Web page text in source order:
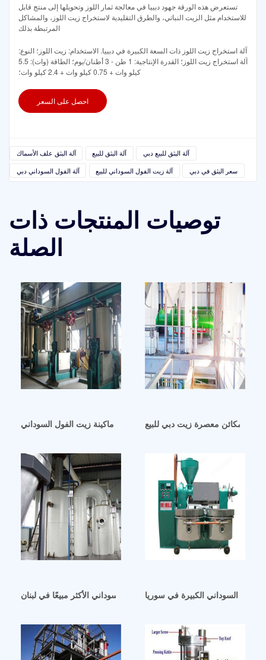
تستعرض هذه الورقة جهود دبييا في معالجة ثمار اللوز وتحويلها إلى منتج قابل
للاستخدام مثل الزيت النباتي، والطرق التقليدية لاستخراج زيت اللوز، والمشاكل
المرتبطة بذلك
آلة استخراج زيت اللوز ذات السعة الكبيرة في دبييا. الاستخدام: زيت اللوز؛ النوع:
آلة استخراج زيت اللوز؛ القدرة الإنتاجية: 1 طن - 3 أطنان/يوم؛ الطاقة (وات): 5.5
كيلو وات + 0.75 كيلو وات + 2.4 كيلو وات؛
احصل على السعر
آلة البثق علف الأسماك آلة البثق للبيع
آلة البثق للبيع دبي
آلة الفول السوداني دبي
آلة زيت الفول السوداني للبيع سعر البثق في دبي
توصيات المنتجات ذات
الصلة
ماكينة زيت الفول السوداني yzyx120j في سوريا
مكائن معصرة زيت دبي للبيع
آلة طحن زيت الفول السوداني الأكثر مبيعًا في لبنانالسوداني الكبيرة في سوريا